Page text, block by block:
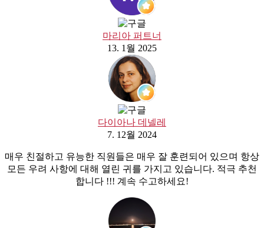
마리아 퍼트너
13. 1월 2025
다이아나 데넬레
7. 12월 2024
매우 친절하고 유능한 직원들은 매우 잘 훈련되어 있으며 항상
모든 우려 사항에 대해 열린 귀를 가지고 있습니다. 적극 추천
합니다 !!! 계속 수고하세요!